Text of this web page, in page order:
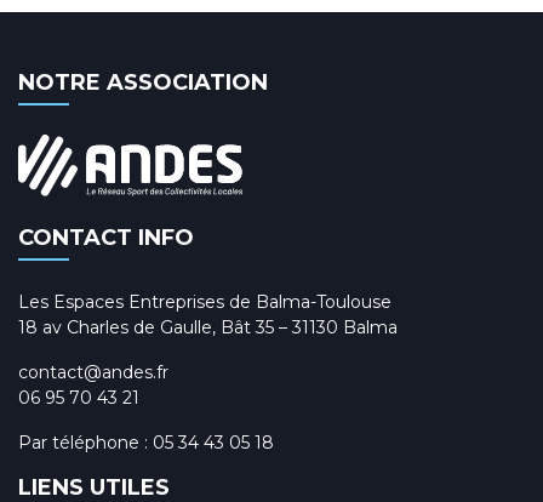
NOTRE ASSOCIATION
CONTACT INFO
Les Espaces Entreprises de Balma-Toulouse
18 av Charles de Gaulle, Bât 35 – 31130 Balma
contact@andes.fr
06 95 70 43 21
Par téléphone : 05 34 43 05 18
LIENS UTILES